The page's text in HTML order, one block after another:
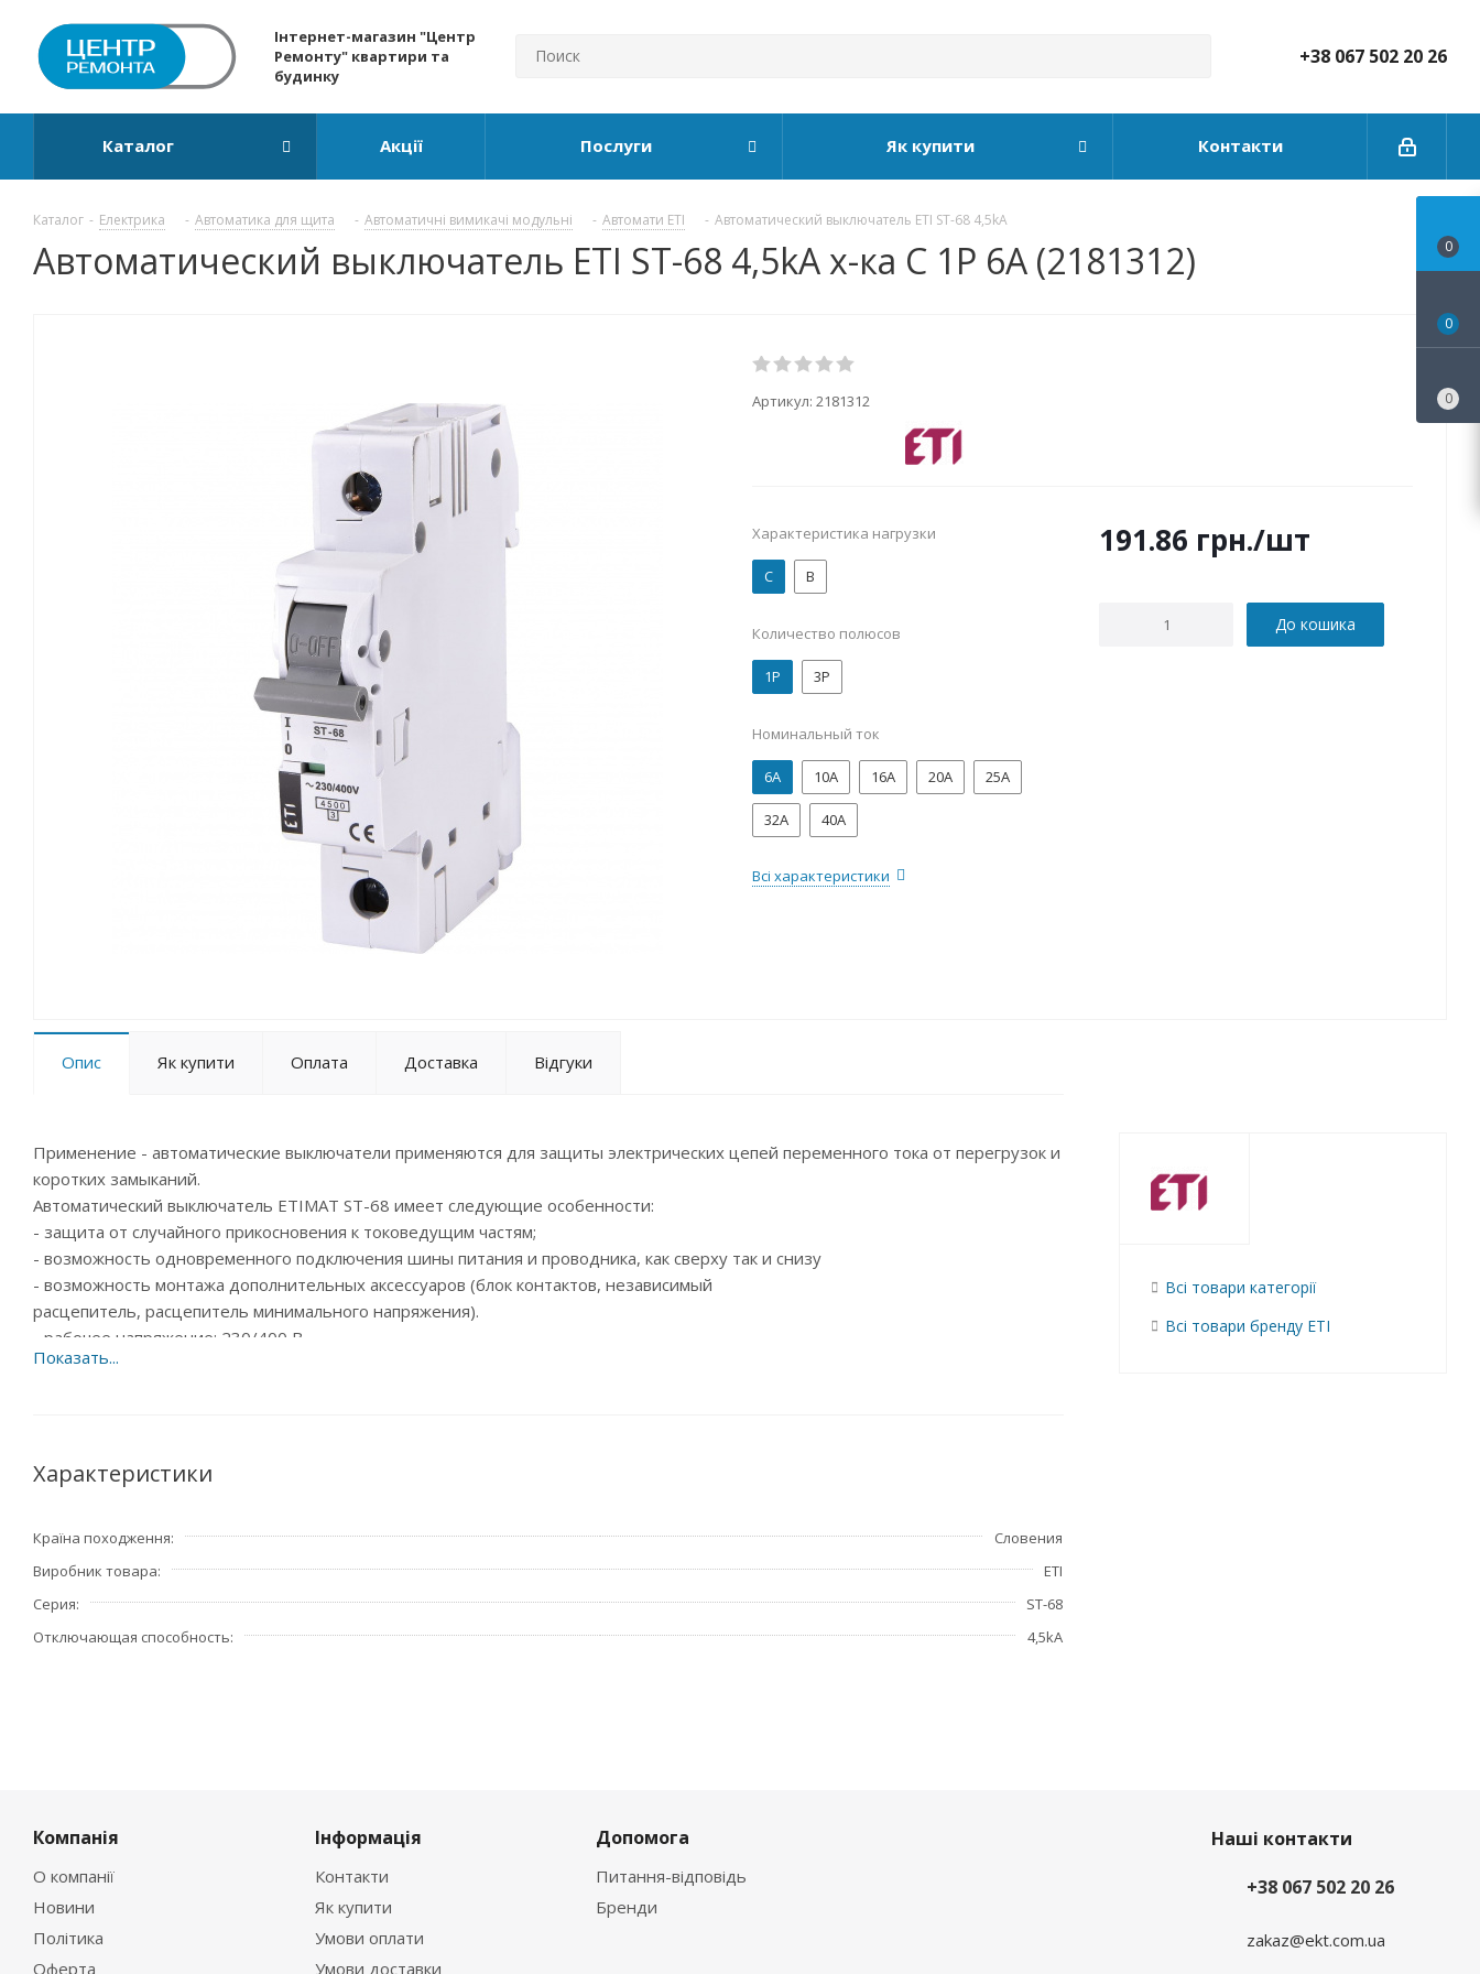
Інтернет-магазин "Центр
Ремонту" квартири та
будинку
+38 067 502 20 26
Каталог Акції Послуги Як купити Контакти
Каталог - Електрика - Автоматика для щита - Автоматичні вимикачі модульні - Автомати ETI - Автоматический выключатель ETI ST-68 4,5kA
Автоматический выключатель ETI ST-68 4,5kA х-ка C 1P 6А (2181312)
Артикул: 2181312
Характеристика нагрузки
C B
Количество полюсов
1P 3P
Номинальный ток
6А 10А 16А 20А 25А
32А 40А
Всі характеристики
191.86 грн./шт
До кошика
Опис Як купити Оплата Доставка Відгуки
Применение - автоматические выключатели применяются для защиты электрических цепей переменного тока от перегрузок и
коротких замыканий.
Автоматичеcкий выключатель ETIMAT ST-68 имеет следующие особенности:
- защита от случайного прикосновения к токоведущим частям;
- возможность одновременного подключения шины питания и проводника, как сверху так и снизу
- возможность монтажа дополнительных аксессуаров (блок контактов, независимый
расцепитель, расцепитель минимального напряжения).
- рабочее напряжение: 230/400 В.
Страна производитель – Словения.
Характеристики
Країна походження
Словения
Виробник товара
ETI
Серия
ST-68
Отключающая способность
4,5kA
Всі товари категорії
Всі товари бренду ETI
Компанія
О компанії
Новини
Політика
Оферта
Інформація
Контакти
Як купити
Умови оплати
Умови доставки
Допомога
Питання-відповідь
Бренди
Наші контакти
+38 067 502 20 26
zakaz@ekt.com.ua
0
0
0